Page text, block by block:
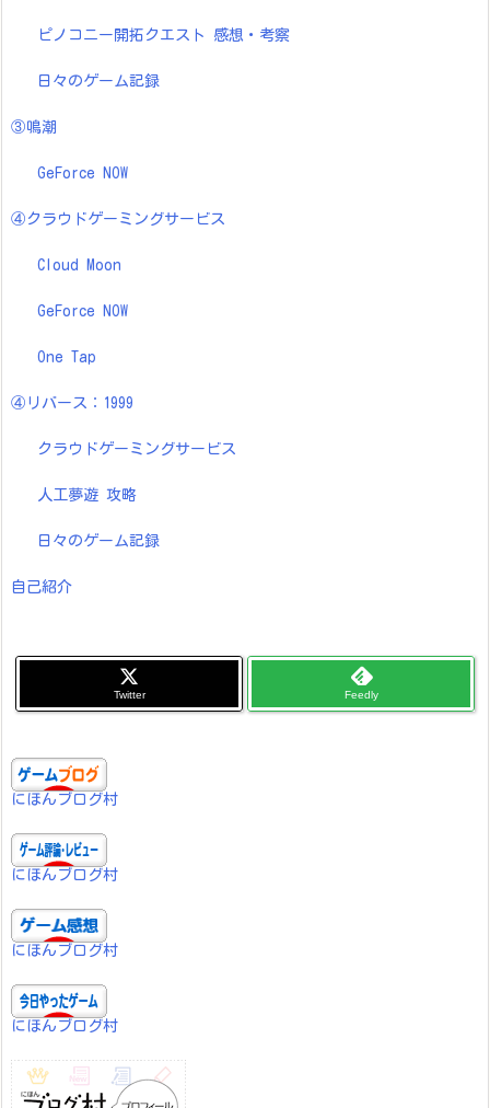
ピノコニー開拓クエスト 感想・考察
日々のゲーム記録
③鳴潮
GeForce NOW
④クラウドゲーミングサービス
Cloud Moon
GeForce NOW
One Tap
④リバース：1999
クラウドゲーミングサービス
人工夢遊 攻略
日々のゲーム記録
自己紹介
Twitter Feedly
にほんブログ村
にほんブログ村
にほんブログ村
にほんブログ村